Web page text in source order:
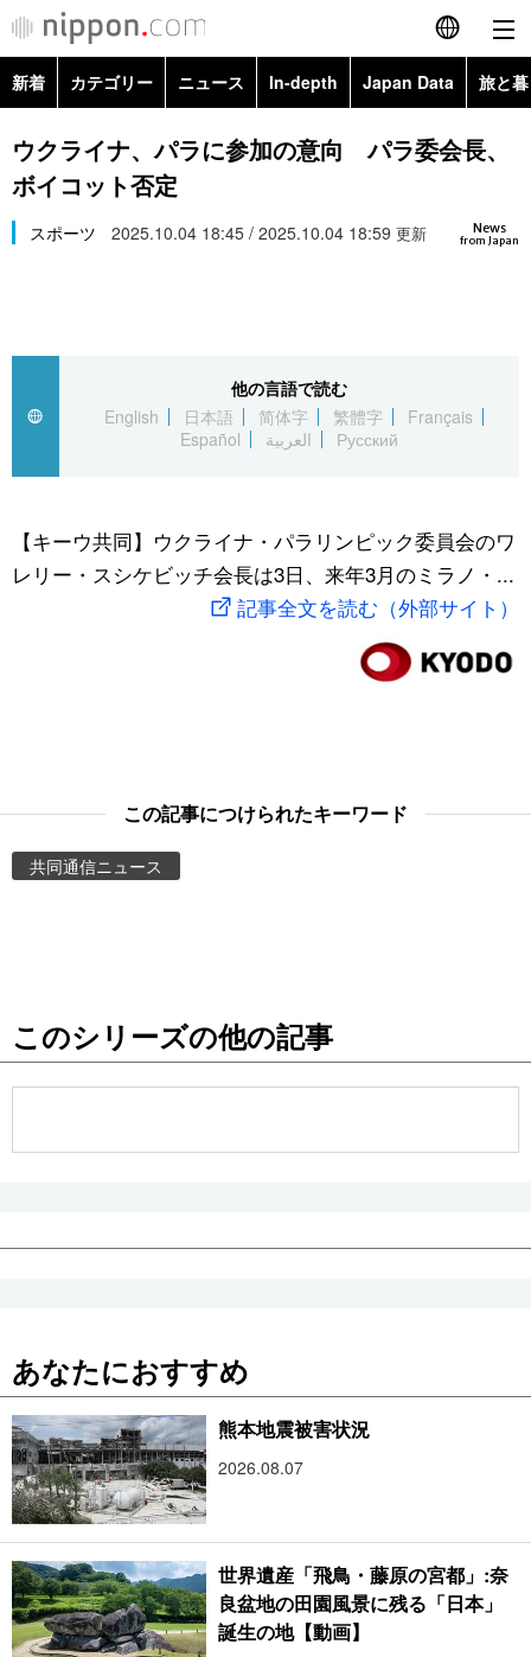
English
简体字
Русский
カテゴリー
経済・ビジネス
国際
文化
トップ
アーカイブ
In-depth
Japan Data
動画/Live
お知らせ
新着 カテゴリー ニュース In-depth Japan Data 旅と
政治・外交
経済・ビジネス
スポーツ・東京2020
Topics
ウクライナ、パラに参加の意向 パラ委会長、
ボイコット否定
News
from Japan
スポーツ 2025.10.04 18:45 / 2025.10.04 18:59 更新
他の言語で読む
English
日本語 简体字 繁體字
Français
Español
العربية Русский
【キーウ共同】ウクライナ・パラリンピック委員会のワ
レリー・スシケビッチ会長は3日、来年3月のミラノ・...
記事全文を読む（外部サイト）
この記事につけられたキーワード
共同通信ニュース
このシリーズの他の記事
あなたにおすすめ
熊本地震被害状況
2026.08.07
世界遺産「飛鳥・藤原の宮都」:奈
良盆地の田園風景に残る「日本」
誕生の地【動画】